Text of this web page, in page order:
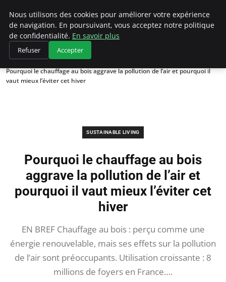
Climategatecountryclub.com
Accueil
Sustainable Living
Pourquoi le chauffage au bois aggrave la pollution de l’air et pourquoi il
vaut mieux l’éviter cet hiver
SUSTAINABLE LIVING
Pourquoi le chauffage au bois
aggrave la pollution de l’air et
pourquoi il vaut mieux l’éviter cet
hiver
EN BREF Chauffage au bois : perçu comme une
énergie renouvelable, mais ses effets sur la pollution
de l’air sont préoccupants. Utilisation croissante : 8
millions de foyers en France….
Nous utilisons des cookies pour améliorer votre expérience
de navigation. En poursuivant, vous acceptez notre politique
de confidentialité. En savoir plus
Refuser Accepter